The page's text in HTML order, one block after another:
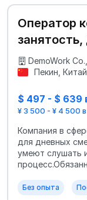
Оператор
DemoWork
Пекин, Китай
$ 497 - $ 639
¥ 3 500 - ¥ 4 500
Компания в
для дневных
умеют слушать
Без опыта